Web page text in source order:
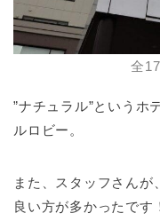
全
”ナチュラル”というホ
ルロビー。
また、スタッフさん
良い方が多かったです